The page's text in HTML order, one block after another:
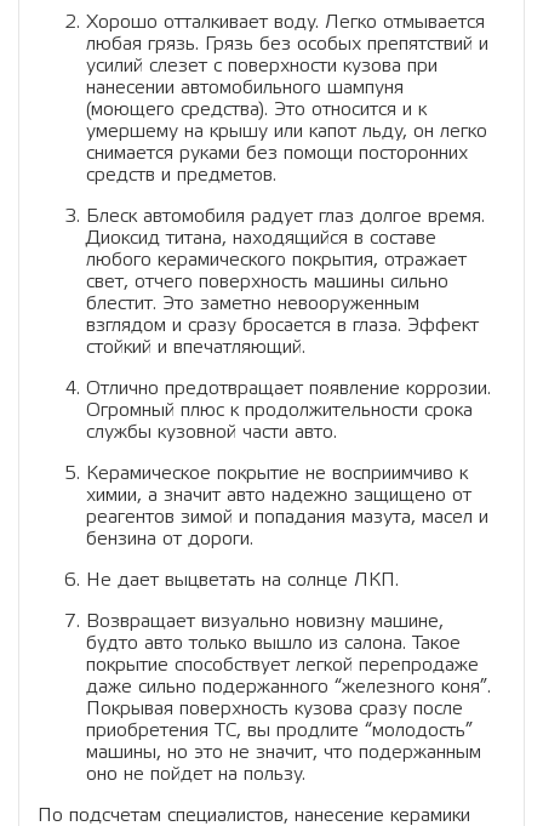
Хорошо отталкивает воду. Легко отмывается
любая грязь. Грязь без особых препятствий и
усилий слезет с поверхности кузова при
нанесении автомобильного шампуня
(моющего средства). Это относится и к
умершему на крышу или капот льду, он легко
снимается руками без помощи посторонних
средств и предметов.
Блеск автомобиля радует глаз долгое время.
Диоксид титана, находящийся в составе
любого керамического покрытия, отражает
свет, отчего поверхность машины сильно
блестит. Это заметно невооруженным
взглядом и сразу бросается в глаза. Эффект
стойкий и впечатляющий.
Отлично предотвращает появление коррозии.
Огромный плюс к продолжительности срока
службы кузовной части авто.
Керамическое покрытие не восприимчиво к
химии, а значит авто надежно защищено от
реагентов зимой и попадания мазута, масел и
бензина от дороги.
Не дает выцветать на солнце ЛКП.
Возвращает визуально новизну машине,
будто авто только вышло из салона. Такое
покрытие способствует легкой перепродаже
даже сильно подержанного “железного коня”.
Покрывая поверхность кузова сразу после
приобретения ТС, вы продлите “молодость”
машины, но это не значит, что подержанным
оно не пойдет на пользу.
По подсчетам специалистов, нанесение керамики